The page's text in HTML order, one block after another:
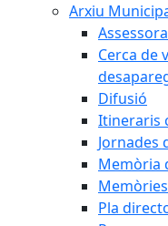
Arxiu
Cerca de
Difusió
Itineraris
Jornades
Memòria
Pla